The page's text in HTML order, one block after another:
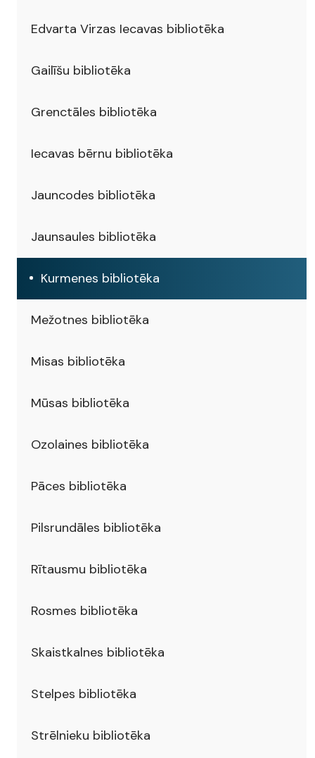
Edvarta Virzas Iecavas bibliotēka
Gailīšu bibliotēka
Grenctāles bibliotēka
Iecavas bērnu bibliotēka
Jauncodes bibliotēka
Jaunsaules bibliotēka
Kurmenes bibliotēka
Mežotnes bibliotēka
Misas bibliotēka
Mūsas bibliotēka
Ozolaines bibliotēka
Pāces bibliotēka
Pilsrundāles bibliotēka
Rītausmu bibliotēka
Rosmes bibliotēka
Skaistkalnes bibliotēka
Stelpes bibliotēka
Strēlnieku bibliotēka